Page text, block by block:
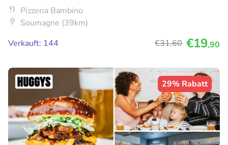
Pizzeria Bambino
Soumagne (39km)
Verkauft: 144
€31,60 €19,90
29% Rabatt